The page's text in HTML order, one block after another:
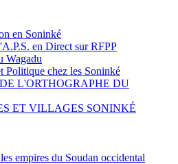
en Soninké
en Direct sur RFPP
Wagadu
Politique chez les Soninké
L'ORTHOGRAPHE DU
ET VILLAGES SONINKÉ
empires du Soudan occidental